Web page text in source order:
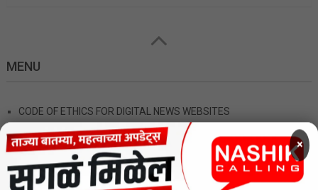
MENU
CODE OF ETHICS FOR DIGITAL NEWS WEBSITES
Contact Us
Privacy Policy